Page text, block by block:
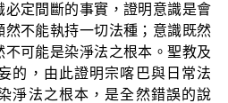
定間斷的事實，證明意識是會
然不能執持一切法種；意識既然
可能是染淨法之根本。聖教及
的，由此證明宗喀巴與日常法
淨法之根本，是全然錯誤的說